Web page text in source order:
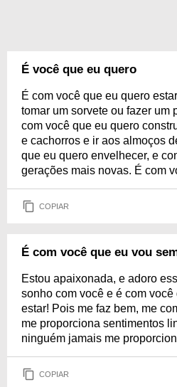
É você que eu quero
É com você que eu quero
tomar um sorvete ou fazer um
com você que eu quero
e cachorros e ir aos almoços
que eu quero envelhecer, e
gerações mais novas. É com
COPIAR
É com você que eu vou
Estou apaixonada, e adoro
sonho com você e é com
estar! Pois me faz bem, me
me proporciona sentimentos
ninguém jamais me
COPIAR